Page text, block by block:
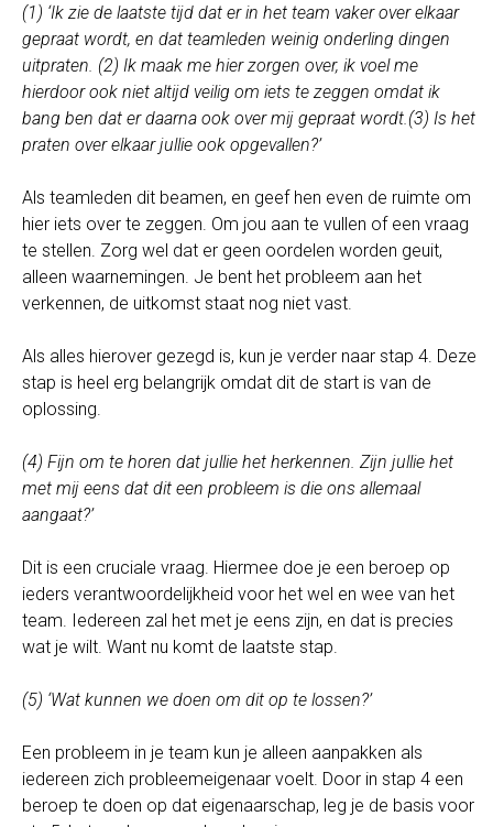
(1) ‘Ik zie de laatste tijd dat er in het team vaker over elkaar
gepraat wordt, en dat teamleden weinig onderling dingen
uitpraten. (2) Ik maak me hier zorgen over, ik voel me
hierdoor ook niet altijd veilig om iets te zeggen omdat ik
bang ben dat er daarna ook over mij gepraat wordt.(3) Is het
praten over elkaar jullie ook opgevallen?’
Als teamleden dit beamen, en geef hen even de ruimte om
hier iets over te zeggen. Om jou aan te vullen of een vraag
te stellen. Zorg wel dat er geen oordelen worden geuit,
alleen waarnemingen. Je bent het probleem aan het
verkennen, de uitkomst staat nog niet vast.
Als alles hierover gezegd is, kun je verder naar stap 4. Deze
stap is heel erg belangrijk omdat dit de start is van de
oplossing.
(4) Fijn om te horen dat jullie het herkennen. Zijn jullie het
met mij eens dat dit een probleem is die ons allemaal
aangaat?’
Dit is een cruciale vraag. Hiermee doe je een beroep op
ieders verantwoordelijkheid voor het wel en wee van het
team. Iedereen zal het met je eens zijn, en dat is precies
wat je wilt. Want nu komt de laatste stap.
(5) ‘Wat kunnen we doen om dit op te lossen?’
Een probleem in je team kun je alleen aanpakken als
iedereen zich probleemeigenaar voelt. Door in stap 4 een
beroep te doen op dat eigenaarschap, leg je de basis voor